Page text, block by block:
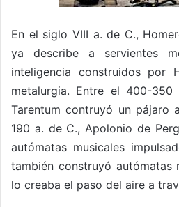
En el siglo VIII a. de C.,
ya describe a servientes
inteligencia construidos por
metalurgia. Entre el 400-
Tarentum contruyó un pájaro
190 a. de C., Apolonio de
autómatas musicales
también construyó autómatas
lo creaba el paso del aire a